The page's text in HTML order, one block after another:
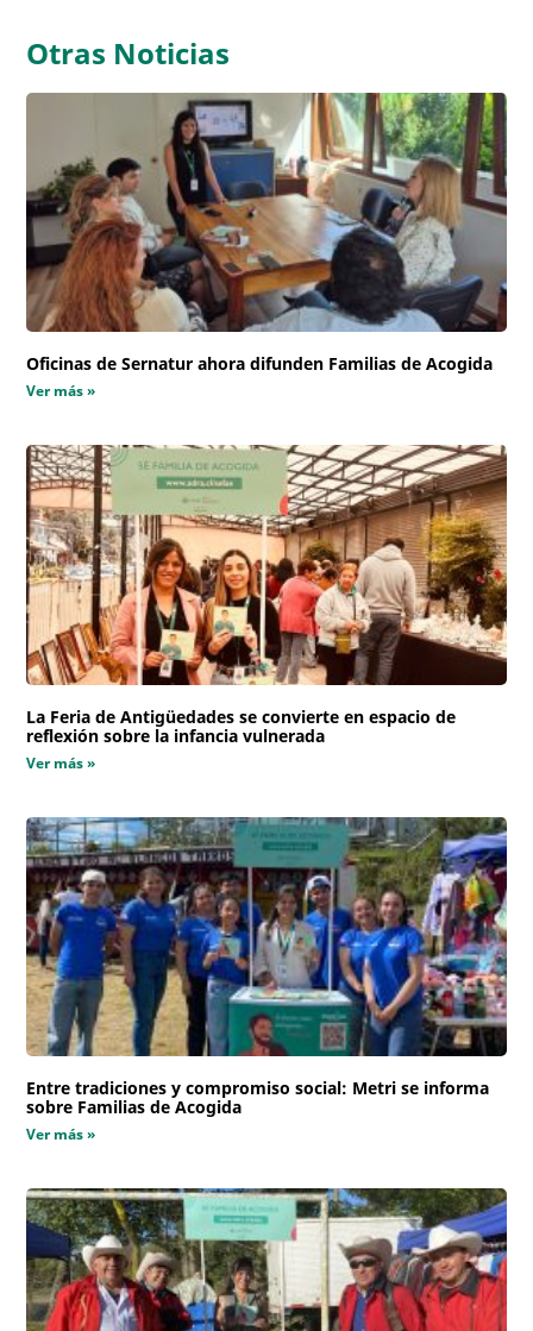
Otras Noticias
Oficinas de Sernatur ahora difunden Familias de Acogida
Ver más »
La Feria de Antigüedades se convierte en espacio de
reflexión sobre la infancia vulnerada
Ver más »
Entre tradiciones y compromiso social: Metri se informa
sobre Familias de Acogida
Ver más »